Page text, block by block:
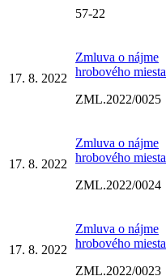
57-22
17. 8. 2022
Zmluva o nájme
hrobového miesta
ZML.2022/0025
17. 8. 2022
Zmluva o nájme
hrobového miesta
ZML.2022/0024
17. 8. 2022
Zmluva o nájme
hrobového miesta
ZML.2022/0023